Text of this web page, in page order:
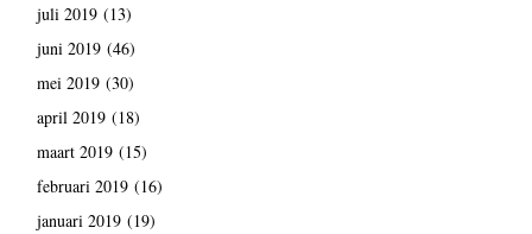
juli 2019(13)
juni 2019(46)
mei 2019(30)
april 2019(18)
maart 2019(15)
februari 2019(16)
januari 2019(19)